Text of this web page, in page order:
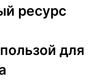
ресурс
для